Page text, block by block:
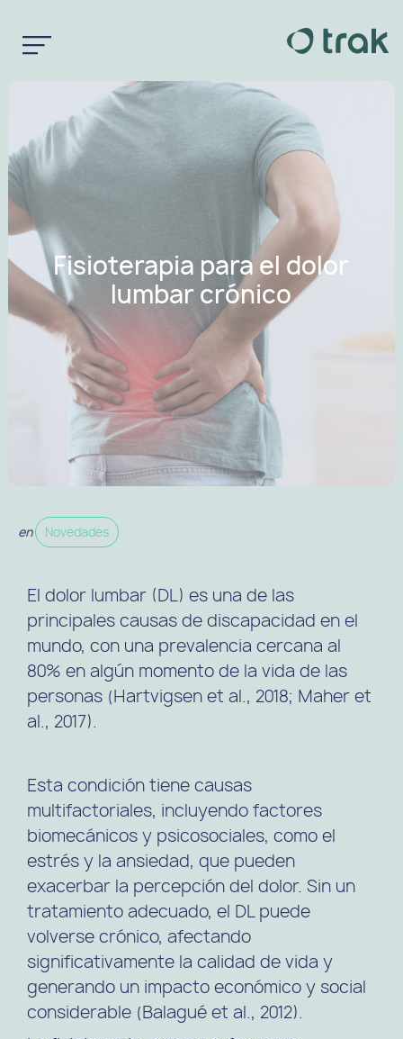
Fisioterapia para el dolor
lumbar crónico
en Novedades
El dolor lumbar (DL) es una de las
principales causas de discapacidad en el
mundo, con una prevalencia cercana al
80% en algún momento de la vida de las
personas (Hartvigsen et al., 2018; Maher et
al., 2017).
Esta condición tiene causas
multifactoriales, incluyendo factores
biomecánicos y psicosociales, como el
estrés y la ansiedad, que pueden
exacerbar la percepción del dolor. Sin un
tratamiento adecuado, el DL puede
volverse crónico, afectando
significativamente la calidad de vida y
generando un impacto económico y social
considerable (Balagué et al., 2012).